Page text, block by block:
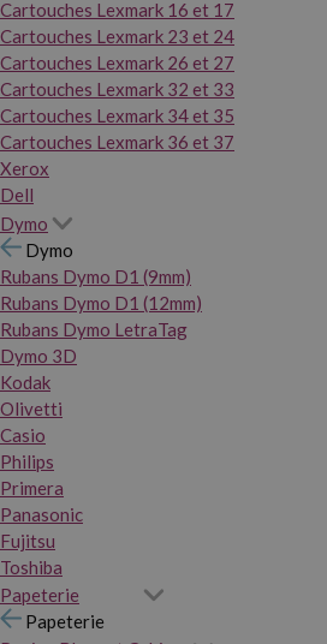
Cartouches Lexmark 16 et 17
Cartouches Lexmark 23 et 24
Cartouches Lexmark 26 et 27
Cartouches Lexmark 32 et 33
Cartouches Lexmark 34 et 35
Cartouches Lexmark 36 et 37
Xerox
Dell
Dymo
Dymo
Rubans Dymo D1 (9mm)
Rubans Dymo D1 (12mm)
Rubans Dymo LetraTag
Dymo 3D
Kodak
Olivetti
Casio
Philips
Primera
Panasonic
Fujitsu
Toshiba
Papeterie
Papeterie